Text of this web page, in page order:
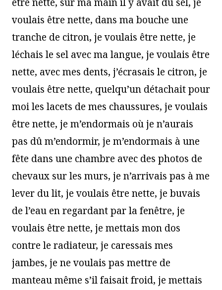
voulais être nette, dans ma bouche une
tranche de citron, je voulais être nette, je
léchais le sel avec ma langue, je voulais être
nette, avec mes dents, j’écrasais le citron, je
voulais être nette, quelqu’un détachait pour
moi les lacets de mes chaussures, je voulais
être nette, je m’endormais où je n’aurais
pas dû m’endormir, je m’endormais à une
fête dans une chambre avec des photos de
chevaux sur les murs, je n’arrivais pas à me
lever du lit, je voulais être nette, je buvais
de l’eau en regardant par la fenêtre, je
voulais être nette, je mettais mon dos
contre le radiateur, je caressais mes
jambes, je ne voulais pas mettre de
manteau même s’il faisait froid, je mettais